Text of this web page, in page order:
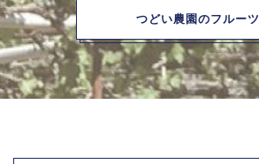
つどい農園のフルーツ